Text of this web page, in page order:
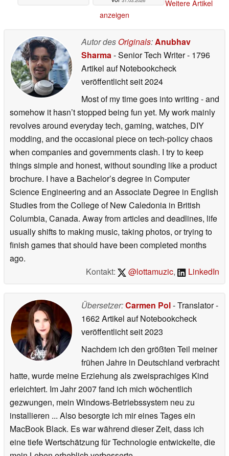
Weitere Artikel
anzeigen
Autor des Originals:Anubhav
Sharma- Senior Tech Writer- 1796
Artikel auf Notebookcheck
veröffentlichtseit 2024
Most of my time goes into writing - and
somehow it hasn’t stopped being fun yet. My work mainly
revolves around everyday tech, gaming, watches, DIY
modding, and the occasional piece on tech-policy chaos
when companies and governments clash. I try to keep
things simple and honest, without sounding like a product
brochure. I have a Bachelor’s degree in Computer
Science Engineering and an Associate Degree in English
Studies from the College of New Caledonia in British
Columbia, Canada. Away from articles and deadlines, life
usually shifts to making music, taking photos, or trying to
finish games that should have been completed months
ago.
Kontakt:
@lottamuzic, LinkedIn
Übersetzer:Carmen Pol- Translator-
1662 Artikel auf Notebookcheck
veröffentlichtseit 2023
Nachdem ich den größten Teil meiner
frühen Jahre in Deutschland verbracht
hatte, wurde meine Erziehung als zweisprachiges Kind
erleichtert. Im Jahr 2007 fand ich mich wöchentlich
gezwungen, mein Windows-Betriebssystem neu zu
installieren ... Also besorgte ich mir eines Tages ein
MacBook Black. Es war während dieser Zeit, dass ich
eine tiefe Wertschätzung für Technologie entwickelte, die